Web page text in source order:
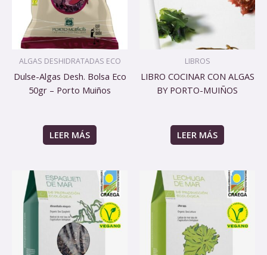
ALGAS DESHIDRATADAS ECO
Dulse-Algas Desh. Bolsa Eco
50gr – Porto Muiños
LEER MÁS
LIBROS
LIBRO COCINAR CON ALGAS
BY PORTO-MUIÑOS
LEER MÁS